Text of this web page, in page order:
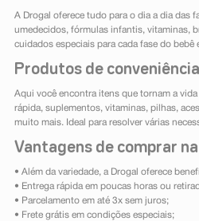
A Drogal oferece tudo para o dia a dia das
umedecidos, fórmulas infantis, vitaminas,
cuidados especiais para cada fase do bebê
Produtos de conveniência
Aqui você encontra itens que tornam a
rápida, suplementos, vitaminas, pilhas,
muito mais. Ideal para resolver várias
Vantagens de comprar
• Além da variedade, a Drogal oferece
• Entrega rápida em poucas horas ou
• Parcelamento em até 3x sem juros;
• Frete grátis em condições especiais;